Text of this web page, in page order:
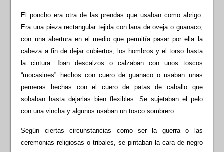
El poncho era otra de las prendas que usaban como abrigo.
Era una pieza rectangular tejida con lana de oveja o guanaco,
con una abertura en el medio que permitía pasar por ella la
cabeza a fin de dejar cubiertos, los hombros y el torso hasta
la cintura. Iban descalzos o calzaban con unos toscos
“mocasines” hechos con cuero de guanaco o usaban unas
perneras hechas con el cuero de patas de caballo que
sobaban hasta dejarlas bien flexibles. Se sujetaban el pelo
con una vincha y algunos usaban un tosco sombrero.
Según ciertas circunstancias como ser la guerra o las
ceremonias religiosas o tribales, se pintaban la cara de negro